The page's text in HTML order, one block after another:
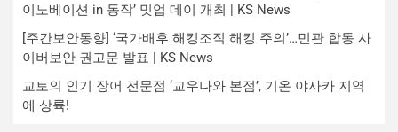
이노베이션 in 동작’ 밋업 데이 개최 | KS News
[주간보안동향] ‘국가배후 해킹조직 해킹 주의’…민관 합동 사
이버보안 권고문 발표 | KS News
교토의 인기 장어 전문점 ‘교우나와 본점’, 기온 야사카 지역
에 상륙!